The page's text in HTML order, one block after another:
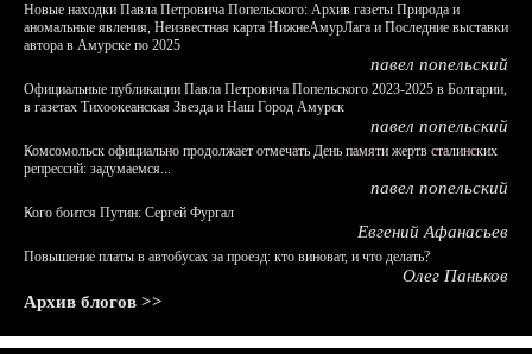
Новые находки Павла Петровича Попельского: Архив газеты Природа и
аномальные явления, Неизвестная карта НижнеАмурЛага и Последние выставки
автора в Амурске по 2025
павел попельский
Официальные публикации Павла Петровича Попельского 2023-2025 в Болгарии,
в газетах Тихоокеанская Звезда и Наш Город Амурск
павел попельский
Комсомольск официально продолжает отмечать День памяти жертв сталинских
репрессий: задумаемся...
павел попельский
Кого боится Путин: Сергей Фургал
Евгений Афанасьев
Повышение платы в автобусах за проезд: кто виноват, и что делать?
Олег Паньков
Архив блогов >>